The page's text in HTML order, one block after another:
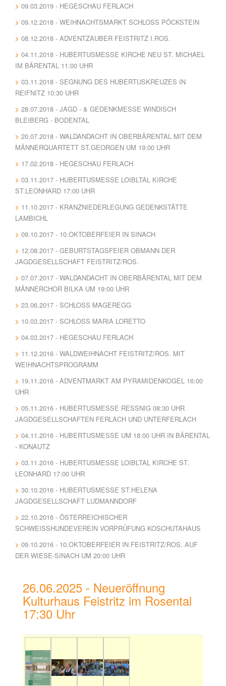
09.03.2019 - HEGESCHAU FERLACH
09.12.2018 - WEIHNACHTSMARKT SCHLOSS PÖCKSTEIN
08.12.2018 - ADVENTZAUBER FEISTRITZ I.ROS.
04.11.2018 - HUBERTUSMESSE KIRCHE NEU ST. MICHAEL
IM BÄRENTAL 11:00 UHR
03.11.2018 - SEGNUNG DES HUBERTUSKREUZES IN
REIFNITZ 10:30 UHR
28.07.2018 - JAGD - & GEDENKMESSE WINDISCH
BLEIBERG - BODENTAL
20.07.2018 - WALDANDACHT IN OBERBÄRENTAL MIT DEM
MÄNNERQUARTETT ST.GEORGEN UM 19:00 UHR
17.02.2018 - HEGESCHAU FERLACH
03.11.2017 - HUBERTUSMESSE LOIBLTAL KIRCHE
ST.LEONHARD 17:00 UHR
11.10.2017 - KRANZNIEDERLEGUNG GEDENKSTÄTTE
LAMBICHL
09.10.2017 - 10.OKTOBERFEIER IN SINACH
12.08.2017 - GEBURTSTAGSFEIER OBMANN DER
JAGDGESELLSCHAFT FEISTRITZ/ROS.
07.07.2017 - WALDANDACHT IN OBERBÄRENTAL MIT DEM
MÄNNERCHOR BILKA UM 19:00 UHR
23.06.2017 - SCHLOSS MAGEREGG
10.03.2017 - SCHLOSS MARIA LORETTO
04.03.2017 - HEGESCHAU FERLACH
11.12.2016 - WALDWEIHNACHT FEISTRITZ/ROS. MIT
WEIHNACHTSPROGRAMM
19.11.2016 - ADVENTMARKT AM PYRAMIDENKOGEL 16:00
UHR
05.11.2016 - HUBERTUSMESSE RESSNIG 08:30 UHR J
AGDGESELLSCHAFTEN FERLACH UND UNTERFERLACH
04.11.2016 - HUBERTUSMESSE UM 18:00 UHR IN BÄRENTAL
- KONAUTZ
03.11.2016 - HUBERTUSMESSE LOIBLTAL KIRCHE ST.
LEONHARD 17:00 UHR
30.10.2016 - HUBERTUSMESSE ST.HELENA
JAGDGESELLSCHAFT LUDMANNDORF
22.10.2016 - ÖSTERREICHISCHER
SCHWEISSHUNDEVEREIN VORPRÜFUNG KOSCHUTAHAUS
09.10.2016 - 10.OKTOBERFEIER IN FEISTRITZ/ROS. AUF
DER WIESE-SINACH UM 20:00 UHR
26.06.2025 - Neueröffnung
Kulturhaus Feistritz im Rosental
17:30 Uhr